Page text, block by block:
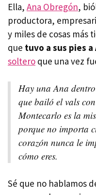
Ella, Ana Obregón,
productora,
y miles de cosas más
que tuvo a sus pies
soltero que una vez
Hay una Ana
que bailó el vals
Montecarlo es la
porque no importa
corazón nunca le
cómo eres.
Sé que no hablamos